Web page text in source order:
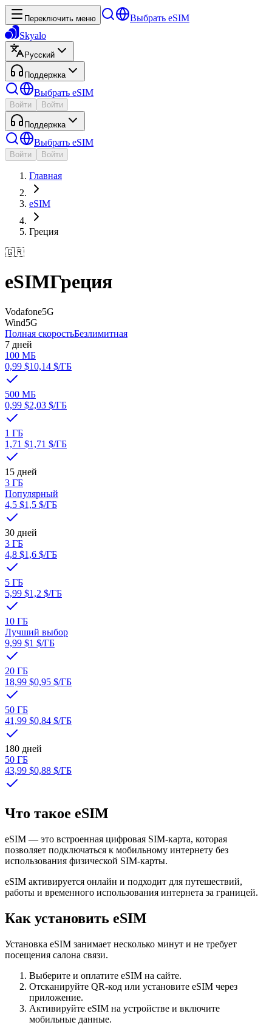
Переключить меню
Выбрать eSIM
Skyalo
Русский
Поддержка
Выбрать eSIM
Войти Войти
Поддержка
Выбрать eSIM
Войти Войти
Главная
eSIM
Греция
🇬🇷
eSIMГреция
Vodafone5G
Wind5G
Полная скоростьБезлимитная
7 дней
100 МБ
0,99 $10,14 $/ГБ
500 МБ
0,99 $2,03 $/ГБ
1 ГБ
1,71 $1,71 $/ГБ
15 дней
3 ГБ
Популярный
4,5 $1,5 $/ГБ
30 дней
3 ГБ
4,8 $1,6 $/ГБ
5 ГБ
5,99 $1,2 $/ГБ
10 ГБ
Лучший выбор
9,99 $1 $/ГБ
20 ГБ
18,99 $0,95 $/ГБ
50 ГБ
41,99 $0,84 $/ГБ
180 дней
50 ГБ
43,99 $0,88 $/ГБ
Что такое eSIM
eSIM — это встроенная цифровая SIM-карта, которая
позволяет подключаться к мобильному интернету без
использования физической SIM-карты.
eSIM активируется онлайн и подходит для путешествий,
работы и временного использования интернета за границей.
Как установить eSIM
Установка eSIM занимает несколько минут и не требует
посещения салона связи.
Выберите и оплатите eSIM на сайте.
Отсканируйте QR-код или установите eSIM через
приложение.
Активируйте eSIM на устройстве и включите
мобильные данные.